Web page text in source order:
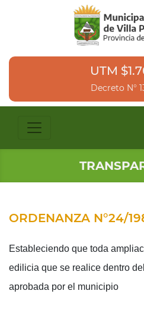
UTM
Decreto N°
ORDENANZA N°24/
Estableciendo que toda
edilicia que se realice dentro
aprobada por el municipio